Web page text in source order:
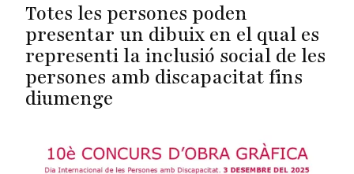
Totes les persones poden
presentar un dibuix en el qual es
representi la inclusió social de les
persones amb discapacitat fins
diumenge